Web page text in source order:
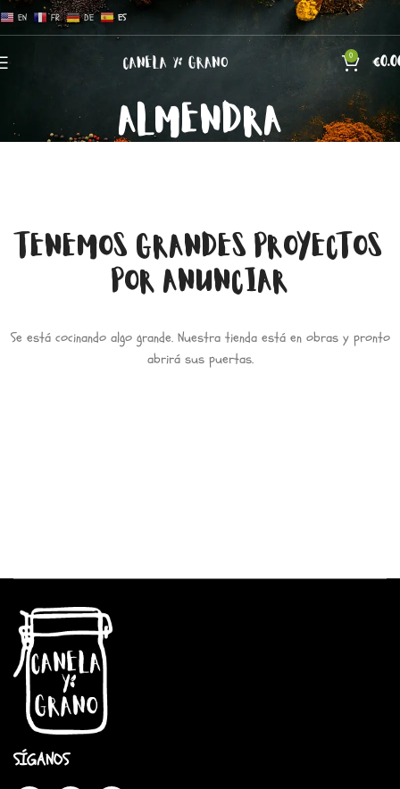
EN FR DE ES
0 €
ALMENDRA
TENEMOS GRANDES PROYECTOS
POR ANUNCIAR
Se está cocinando algo grande. Nuestra tienda está en obras y pronto
abrirá sus puertas.
SÍGANOS